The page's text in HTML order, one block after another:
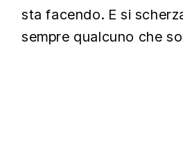
sta facendo. E si
sempre qualcuno che